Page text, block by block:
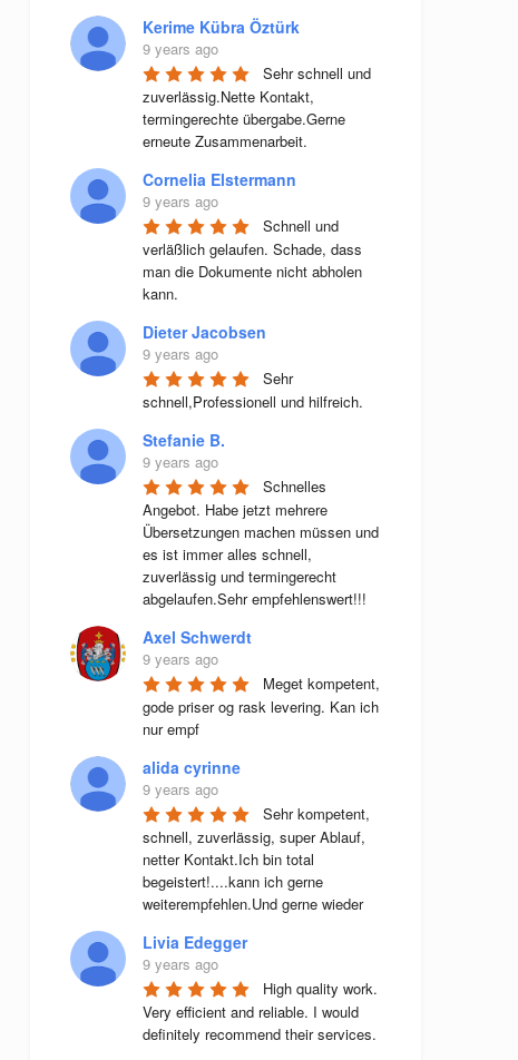
Kerime Kübra Öztürk
9 years ago
Sehr schnell und
zuverlässig.Nette Kontakt,
termingerechte übergabe.Gerne
erneute Zusammenarbeit.
Cornelia Elstermann
9 years ago
Schnell und
verläßlich gelaufen. Schade, dass
man die Dokumente nicht abholen
kann.
Dieter Jacobsen
9 years ago
Sehr
schnell,Professionell und hilfreich.
Stefanie B.
9 years ago
Schnelles
Angebot. Habe jetzt mehrere
Übersetzungen machen müssen und
es ist immer alles schnell,
zuverlässig und termingerecht
abgelaufen.Sehr empfehlenswert!!!
Axel Schwerdt
9 years ago
Meget kompetent,
gode priser og rask levering. Kan ich
nur empf
alida cyrinne
9 years ago
Sehr kompetent,
schnell, zuverlässig, super Ablauf,
netter Kontakt.Ich bin total
begeistert!....kann ich gerne
weiterempfehlen.Und gerne wieder
Livia Edegger
9 years ago
High quality work.
Very efficient and reliable. I would
definitely recommend their services.